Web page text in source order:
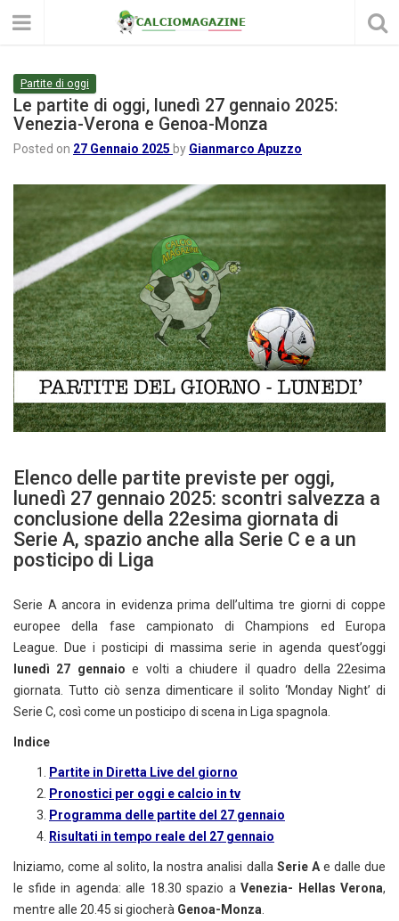
Partite di oggi
Le partite di oggi, lunedì 27 gennaio 2025:
Venezia-Verona e Genoa-Monza
Posted on 27 Gennaio 2025 by Gianmarco Apuzzo
Elenco delle partite previste per oggi,
lunedì 27 gennaio 2025: scontri salvezza a
conclusione della 22esima giornata di
Serie A, spazio anche alla Serie C e a un
posticipo di Liga
Serie A ancora in evidenza prima dell’ultima tre giorni di coppe
europee della fase campionato di Champions ed Europa
League.
Due i posticipi di massima serie in agenda quest’oggi
lunedì 27 gennaio e volti a chiudere il quadro della 22esima
giornata. Tutto ciò senza dimenticare il solito ‘Monday Night’ di
Serie C, così come un posticipo di scena in Liga spagnola.
Indice
Partite in Diretta Live del giorno
Pronostici per oggi e calcio in tv
Programma delle partite del 27 gennaio
Risultati in tempo reale del 27 gennaio
Iniziamo, come al solito, la nostra analisi dalla Serie Ae dalle due
le sfide in agenda: alle 18.30 spazio a Venezia- Hellas Verona,
mentre alle 20.45 si giocherà Genoa-Monza.